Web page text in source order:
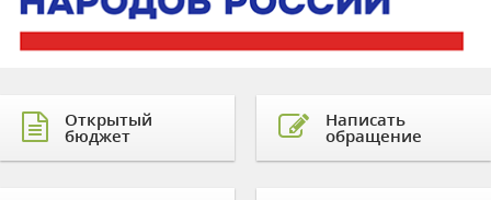
Открытый
бюджет
Написать
обращение